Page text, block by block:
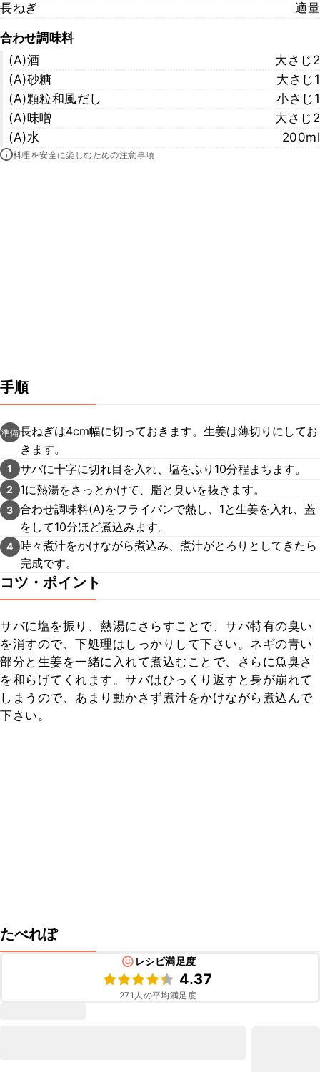
長ねぎ
適量
合わせ調味料
(A)酒
大さじ2
(A)砂糖
大さじ1
(A)顆粒和風だし
小さじ1
(A)味噌
大さじ2
(A)水
200ml
料理を安全に楽しむための注意事項
手順
準備長ねぎは4cm幅に切っておきます。生姜は薄切りにしてお
きます。
1 サバに十字に切れ目を入れ、塩をふり10分程まちます。
2 1に熱湯をさっとかけて、脂と臭いを抜きます。
3 合わせ調味料(A)をフライパンで熱し、1と生姜を入れ、蓋
をして10分ほど煮込みます。
4
時々煮汁をかけながら煮込み、煮汁がとろりとしてきたら
完成です。
コツ・ポイント
サバに塩を振り、熱湯にさらすことで、サバ特有の臭い
を消すので、下処理はしっかりして下さい。ネギの青い
部分と生姜を一緒に入れて煮込むことで、さらに魚臭さ
を和らげてくれます。サバはひっくり返すと身が崩れて
しまうので、あまり動かさず煮汁をかけながら煮込んで
下さい。
たべれぽ
レシピ満足度
4.37
271 人の平均満足度